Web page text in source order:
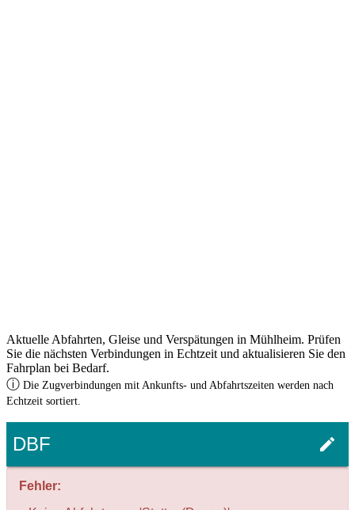
Aktuelle Abfahrten, Gleise und Verspätungen in Mühlheim. Prüfen
Sie die nächsten Verbindungen in Echtzeit und aktualisieren Sie den
Fahrplan bei Bedarf.
ⓘ Die Zugverbindungen mit Ankunfts- und Abfahrtszeiten werden nach
Echtzeit sortiert.